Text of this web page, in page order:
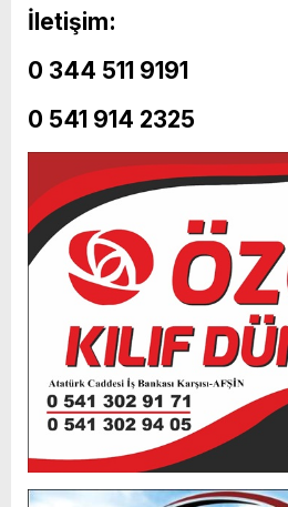
İletişim:
0 344 511 9191
0 541 914 2325